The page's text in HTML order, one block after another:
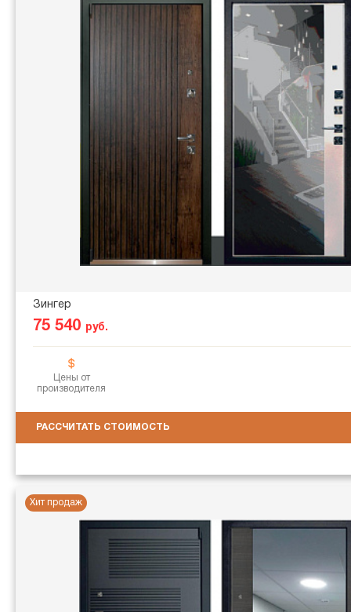
Зингер
75 540 руб.
Цены от
производителя
РАССЧИТАТЬ СТОИМОСТЬ
Хит продаж